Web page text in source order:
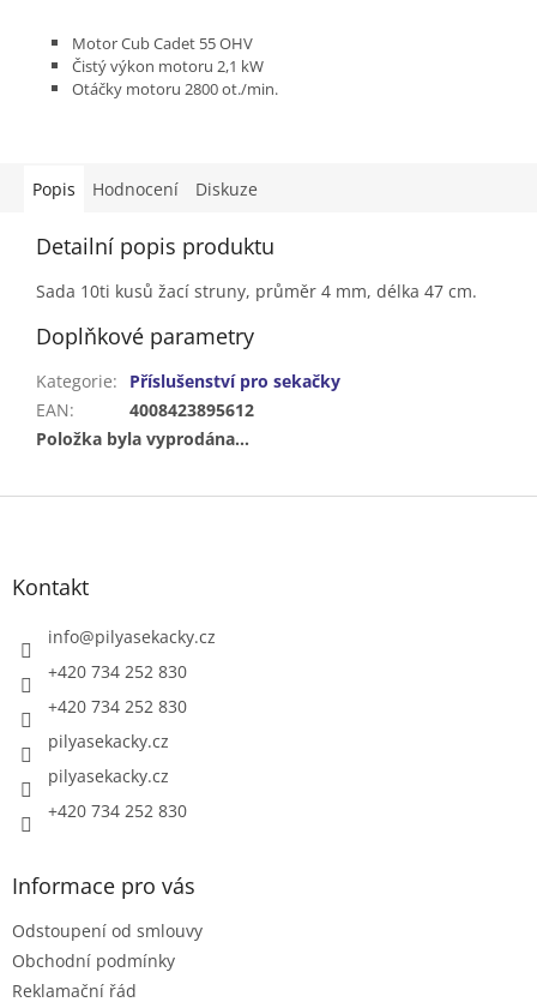
Motor Cub Cadet 55 OHV
Čistý výkon motoru 2,1 kW
Otáčky motoru 2800 ot./min.
Podvozek ocel
Popis Hodnocení Diskuze
Detailní popis produktu
Sada 10ti kusů žací struny, průměr 4 mm, délka 47 cm.
Doplňkové parametry
Kategorie:
Příslušenství pro sekačky
EAN:
4008423895612
Položka byla vyprodána…
Z
Kontakt
info@pilyasekacky.cz
+420 734 252 830
+420 734 252 830
pilyasekacky.cz
pilyasekacky.cz
+420 734 252 830
Informace pro vás
Odstoupení od smlouvy
Obchodní podmínky
Reklamační řád